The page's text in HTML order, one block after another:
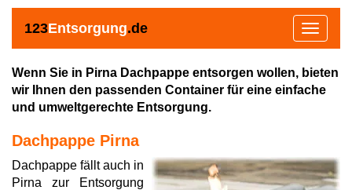
123Entsorgung.de
Toggle
Wenn Sie in Pirna Dachpappe entsorgen wollen, bieten
wir Ihnen den passenden Container für eine einfache
und umweltgerechte Entsorgung.
Dachpappe Pirna
Dachpappe fällt auch in
Pirna zur Entsorgung